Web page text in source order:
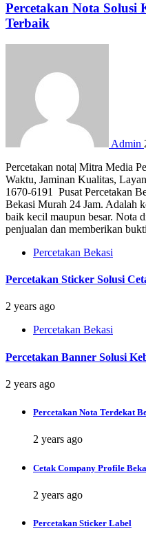
Percetakan Nota Solusi
Terbaik
Admin
Percetakan nota| Mitra Media
Waktu, Jaminan Kualitas,
1670-6191 Pusat Percetakan
Bekasi Murah 24 Jam. Adalah
baik kecil maupun besar. Nota
penjualan dan memberikan
Percetakan Bekasi
Percetakan Sticker Solusi
2 years ago
Percetakan Bekasi
Percetakan Banner Solusi
2 years ago
Percetakan Nota Terdekat
2 years ago
Cetak Company Profile
2 years ago
Percetakan Sticker Label